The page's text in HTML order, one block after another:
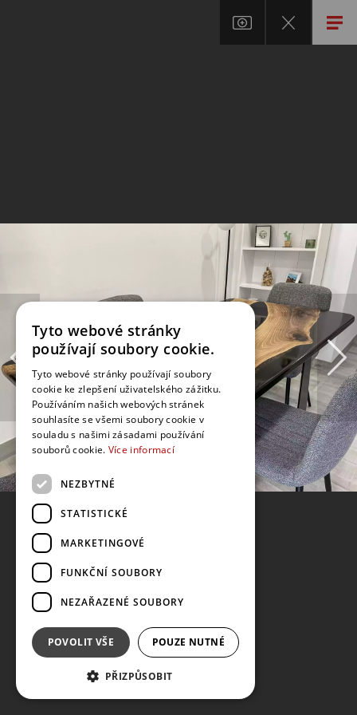
Tyto webové stránky
používají soubory cookie.
Tyto webové stránky používají soubory
cookie ke zlepšení uživatelského zážitku.
Používáním našich webových stránek
souhlasíte se všemi soubory cookie v
souladu s našimi zásadami používání
souborů cookie. Více informací
NEZBYTNÉ
STATISTICKÉ
MARKETINGOVÉ
FUNKČNÍ SOUBORY
NEZAŘAZENÉ SOUBORY
POVOLIT VŠE POUZE NUTNÉ
PŘIZPŮSOBIT